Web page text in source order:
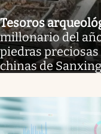
Tesoros
millonario del
piedras
chinas de